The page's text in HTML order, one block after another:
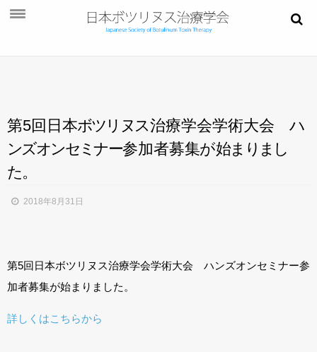
ご挨拶
演題募集
第5回日本ボツ リ ヌス治療学会学術大会
ハ
ンズオンセミナー参加者募集が始ま り ま し
た。
2018年8月31日
第5回日本ボツリヌス治療学会学術大会 ハンズオンセミナー参
加者募集が始まりました。
詳しくはこちらから